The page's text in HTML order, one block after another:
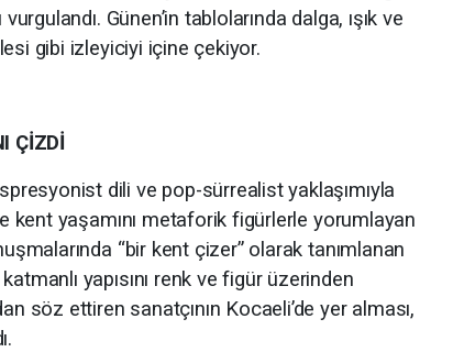
Günen’in tablolarında dalga, ışık ve
gibi izleyiciyi içine çekiyor.
ÇİZDİ
dili ve pop-sürrealist yaklaşımıyla
kent yaşamını metaforik figürlerle yorumlayan
“bir kent çizer” olarak tanımlanan
yapısını renk ve figür üzerinden
söz ettiren sanatçının Kocaeli’de yer alması,